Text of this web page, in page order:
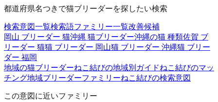
都道府県名つきで猫ブリーダーを探したい検索
検索意図一覧検索語ファミリー一覧改善候補
岡山 ブリーダー 猫沖縄 猫ブリーダー沖縄の猫 種類佐賀 ブ
リーダー 猫猫 ブリーダー 岡山猫 ブリーダー 沖縄猫 ブリー
ダー 福岡
地域の猫ブリーダーねこ結びの地域別ガイドねこ結びのマッ
チング地域ブリーダーファミリーねこ結びの検索意図
この意図に近いファミリー